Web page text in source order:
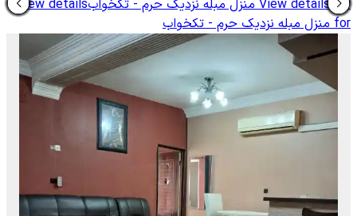
View details for منزل مبله نزدیک حرم - تکخوابView details
for منزل مبله نزدیک حرم - تکخواب